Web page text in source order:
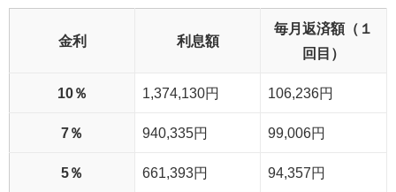
金利 利息額
毎月返済額（１
回目）
10％ 1,374,130円 106,236円
7％ 940,335円 99,006円
5％ 661,393円 94,357円